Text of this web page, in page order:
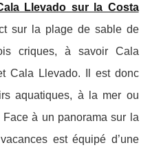
Llevado sur la Costa
sur la plage de sable de
criques, à savoir Cala
Cala Llevado. Il est donc
aquatiques, à la mer ou
à un panorama sur la
est équipé d’une